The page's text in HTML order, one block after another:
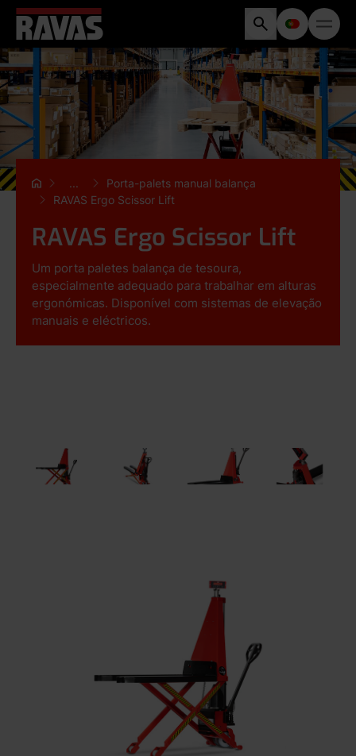
...
Porta-palets manual balança
RAVAS Ergo Scissor Lift
RAVAS Ergo Scissor Lift
Um porta paletes balança de tesoura,
especialmente adequado para trabalhar em alturas
ergonómicas. Disponível com sistemas de elevação
manuais e eléctricos.